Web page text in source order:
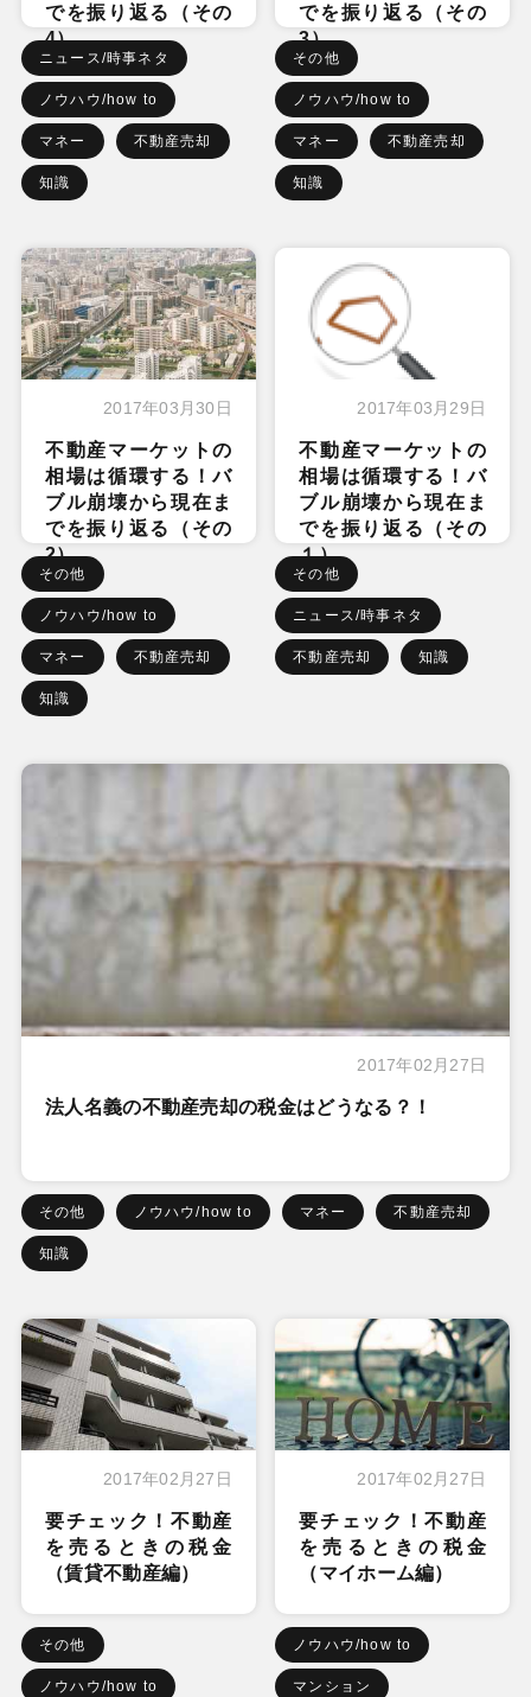
でを振り返る（その
4）
ニュース/時事ネタ
ノウハウ/how to
マネー 不動産売却
知識
でを振り返る（その
3）
その他
ノウハウ/how to
マネー 不動産売却
知識
2017年03月30日
不動産マーケットの
相場は循環する！バ
ブル崩壊から現在ま
でを振り返る（その
2）
その他
ノウハウ/how to
マネー 不動産売却
知識
2017年03月29日
不動産マーケットの
相場は循環する！バ
ブル崩壊から現在ま
でを振り返る（その
１）
その他
ニュース/時事ネタ
不動産売却 知識
2017年02月27日
法人名義の不動産売却の税金はどうなる？！
その他 ノウハウ/how to マネー 不動産売却
知識
2017年02月27日
要チェック！不動産
を売るときの税金
（賃貸不動産編）
その他
ノウハウ/how to
2017年02月27日
要チェック！不動産
を売るときの税金
（マイホーム編）
ノウハウ/how to
マンション